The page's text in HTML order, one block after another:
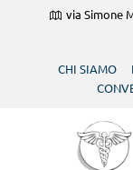
via Simone
CHI SIAMO